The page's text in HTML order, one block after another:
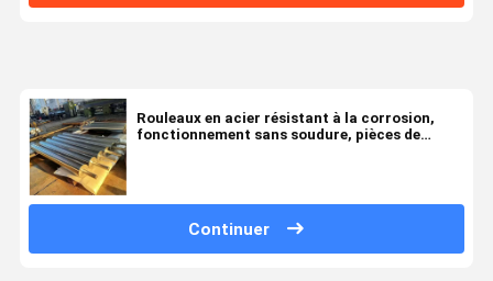
Rouleaux en acier résistant à la corrosion,
fonctionnement sans soudure, pièces de
Continuer